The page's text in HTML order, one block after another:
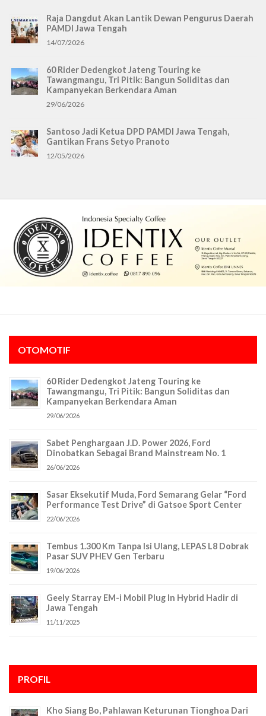
Raja Dangdut Akan Lantik Dewan Pengurus Daerah
PAMDI Jawa Tengah
14/07/2026
60 Rider Dedengkot Jateng Touring ke
Tawangmangu, Tri Pitik: Bangun Soliditas dan
Kampanyekan Berkendara Aman
29/06/2026
Santoso Jadi Ketua DPD PAMDI Jawa Tengah,
Gantikan Frans Setyo Pranoto
12/05/2026
OTOMOTIF
60 Rider Dedengkot Jateng Touring ke
Tawangmangu, Tri Pitik: Bangun Soliditas dan
Kampanyekan Berkendara Aman
29/06/2026
Sabet Penghargaan J.D. Power 2026, Ford
Dinobatkan Sebagai Brand Mainstream No. 1
26/06/2026
Sasar Eksekutif Muda, Ford Semarang Gelar “Ford
Performance Test Drive” di Gatsoe Sport Center
22/06/2026
Tembus 1.300 Km Tanpa Isi Ulang, LEPAS L8 Dobrak
Pasar SUV PHEV Gen Terbaru
19/06/2026
Geely Starray EM-i Mobil Plug In Hybrid Hadir di
Jawa Tengah
11/11/2025
PROFIL
Kho Siang Bo, Pahlawan Keturunan Tionghoa Dari